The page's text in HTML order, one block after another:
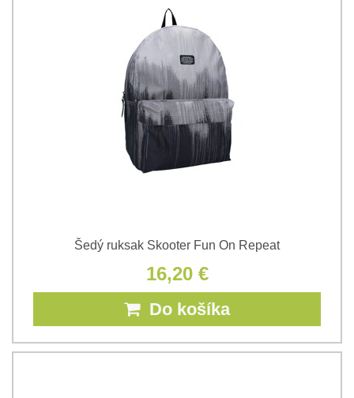
Šedý ruksak Skooter Fun On Repeat
16,20 €
Do košíka